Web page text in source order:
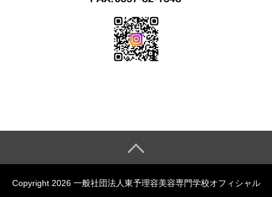
Copyright 2026 一般社団法人東予理容美容専門学校オフィシャル